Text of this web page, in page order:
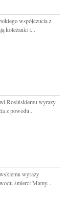
współczucia z
koleżanki i...
Rosińskiemu wyrazy
z powodu...
wyrazy
śmierci Mamy...